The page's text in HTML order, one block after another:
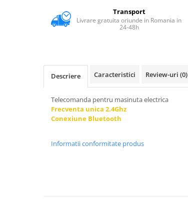
Transport
Livrare gratuita oriunde in Romania in
24-48h
Descriere Caracteristici Review-uri (0)
Telecomanda pentru masinuta electrica
Frecventa unica 2.4Ghz
Conexiune Bluetooth
Informatii conformitate produs